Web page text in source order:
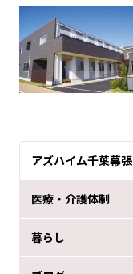
アズハイム千葉幕張
医療・介護体制
暮らし